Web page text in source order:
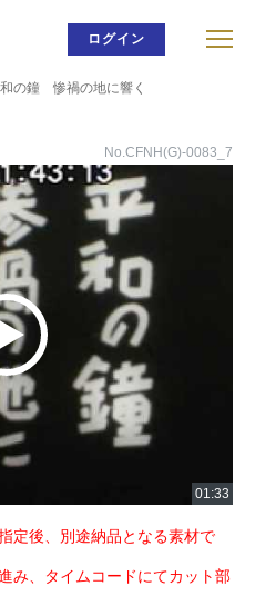
ログイン
の鐘 惨禍の地に響く
No.CFNH(G)-0083_7
定後、別途納品となる素材で
み、タイムコードにてカット部